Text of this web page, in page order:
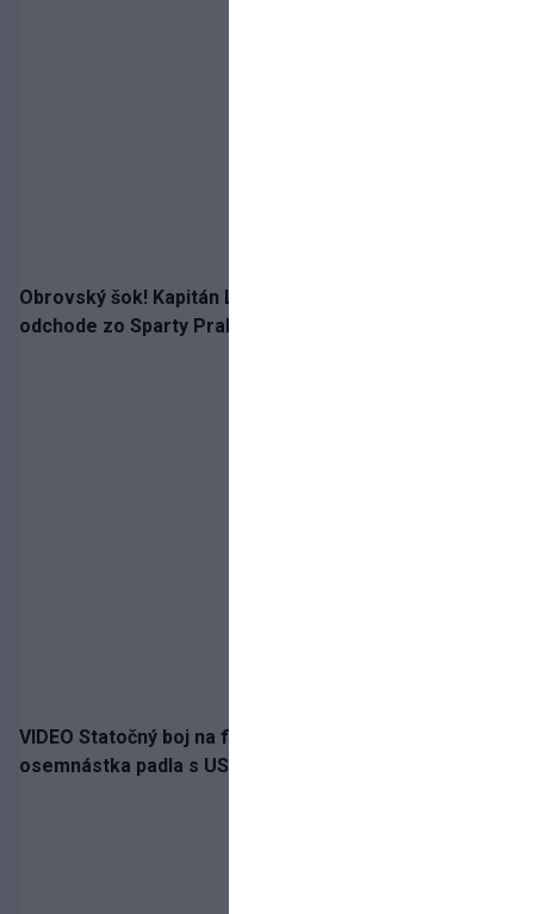
Obrovský šok! Kapitán Lukáš Haraslín je údajne na
odchode zo Sparty Praha
VIDEO Statočný boj na finále nestačil: Slovenská
osemnástka padla s USA a zabojuje o bronz